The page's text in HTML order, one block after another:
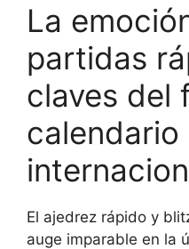
La
partidas
claves del
calendario
El ajedrez rápido y
auge imparable en la